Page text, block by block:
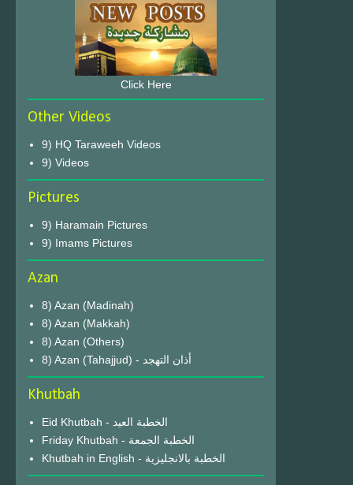
Click Here
Other Videos
9) HQ Taraweeh Videos
9) Videos
Pictures
9) Haramain Pictures
9) Imams Pictures
Azan
8) Azan (Madinah)
8) Azan (Makkah)
8) Azan (Others)
8) Azan (Tahajjud) - أذان التهجد
Khutbah
Eid Khutbah - الخطبة العيد
Friday Khutbah - الخطبة الجمعة
Khutbah in English - الخطبة بالانجليزية